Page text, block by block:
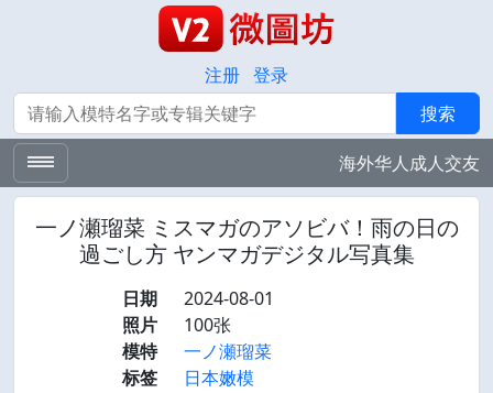
注册 登录
搜索
搜索
海外华人成人交友
一ノ瀬瑠菜 ミスマガのアソビバ！雨の日の
過ごし方 ヤンマガデジタル写真集
日期
2024-08-01
照片
100张
模特
一ノ瀬瑠菜
标签
日本嫩模